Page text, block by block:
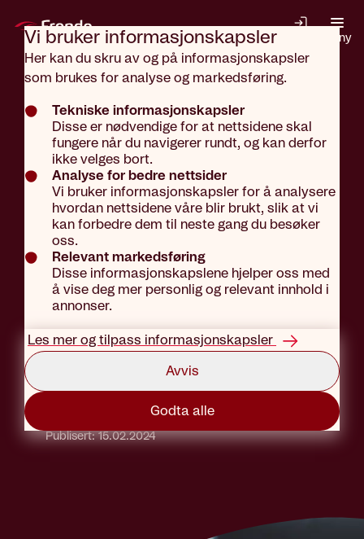
Vi bruker informasjons­kapsler
Her kan du skru av og på informasjonskapsler
som brukes for analyse og markedsføring.
Tekniske informasjonskapsler
Disse er nødvendige for at nettsidene skal
fungere når du navigerer rundt, og kan derfor
ikke velges bort.
Analyse for bedre nettsider
Vi bruker informasjonskapsler for å analysere
hvordan nettsidene våre blir brukt, slik at vi
kan forbedre dem til neste gang du besøker
oss.
Relevant markedsføring
Disse informasjonskapslene hjelper oss med
å vise deg mer personlig og relevant innhold i
annonser.
Les mer og tilpass informasjonskapsler
Avvis
Godta alle
Gå til hovedinnhold
Meny
Aktuelt Aktuelt
Når hunden
får rennende
og såre
øyne
Tekst: Marius Solberg Anfinsen Foto: FirstVet
Publisert: 15.02.2024